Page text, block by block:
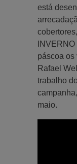
está
páscoa os
Rafael
trabalho
maio.